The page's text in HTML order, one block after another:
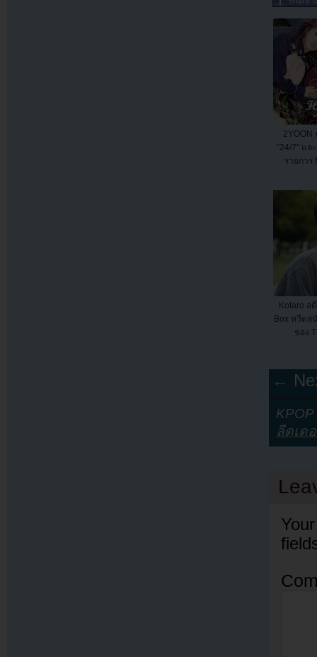
2YOON
"24/7" แล
รายการ
Kotaro อ
Box ทวีตส
ของ
←
ลีดเด